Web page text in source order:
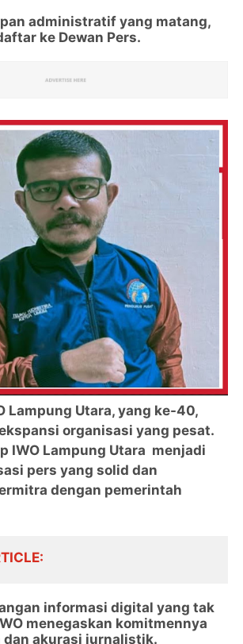
administratif yang matang,
ke Dewan Pers.
Lampung Utara, yang ke-40,
organisasi yang pesat.
IWO Lampung Utara menjadi
pers yang solid dan
dengan pemerintah
informasi digital yang tak
menegaskan komitmennya
dan akurasi jurnalistik.